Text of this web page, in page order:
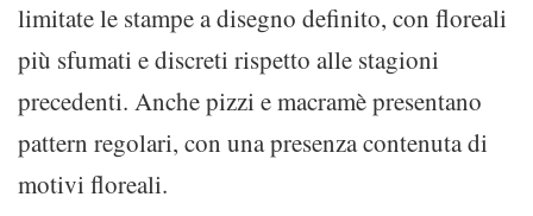
limitate le stampe a disegno definito, con floreali
più sfumati e discreti rispetto alle stagioni
precedenti. Anche pizzi e macramè presentano
pattern regolari, con una presenza contenuta di
motivi floreali.